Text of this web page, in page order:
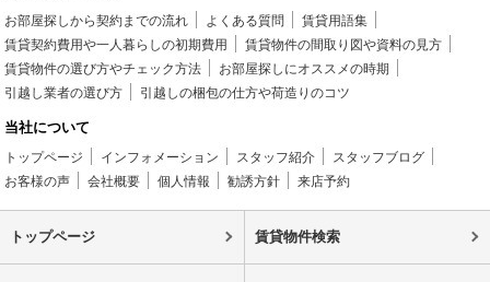
お部屋探しから契約までの流れ よくある質問
賃貸用語集
賃貸契約費用や一人暮らしの初期費用
賃貸物件の間取り図や資料の見方
賃貸物件の選び方やチェック方法
お部屋探しにオススメの時期
引越し業者の選び方
引越しの梱包の仕方や荷造りのコツ
当社について
トップページ インフォメーション スタッフ紹介
スタッフブログ
お客様の声
会社概要 個人情報 勧誘方針 来店予約
トップページ 賃貸物件検索